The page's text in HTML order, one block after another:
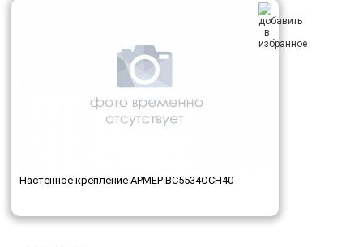
Настенное крепление АРМЕР ВС5534ОСН40